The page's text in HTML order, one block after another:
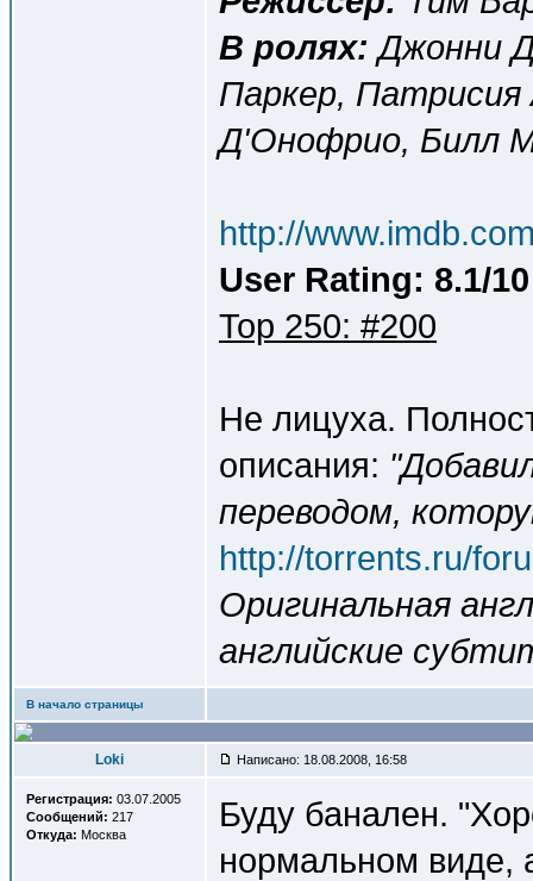
В ролях: Джонни
Паркер,
Д'Онофрио, Билл
http://
User Rating: 8.1/10
Top 250: #200
Не лицуха.
описания:
переводом,
http://torrents.ru/
Оригинальная
английские
В начало страницы
Loki Написано: 18.08.2008, 16:58
Регистрация: 03.07.2005
Сообщений: 217
Откуда: Москва
Буду банален.
нормальном виде,